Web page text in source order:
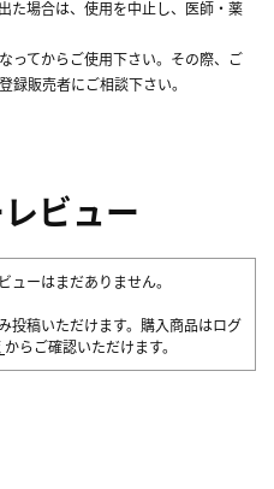
た場合は、使用を中止し、医師・薬
ってからご使用下さい。その際、ご
録販売者にご相談下さい。
ビュー
ューはまだありません。
投稿いただけます。購入商品はログ
からご確認いただけます。